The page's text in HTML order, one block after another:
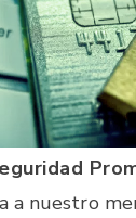
a nuestro